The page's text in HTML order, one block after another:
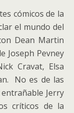
cómicos de la
el mundo del
Dean Martin
Joseph Pevney
Cravat, Elsa
No es de las
Jerry
críticos de la